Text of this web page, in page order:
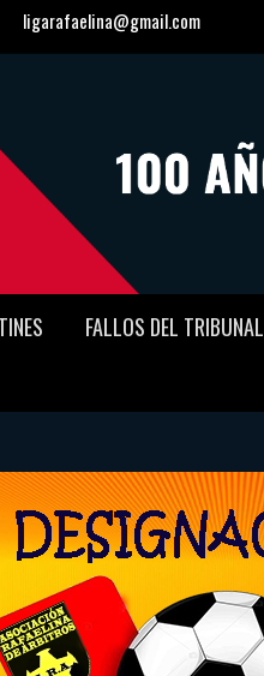
ligarafaelina@gmail.com
FALLOS DEL TRIBUNAL